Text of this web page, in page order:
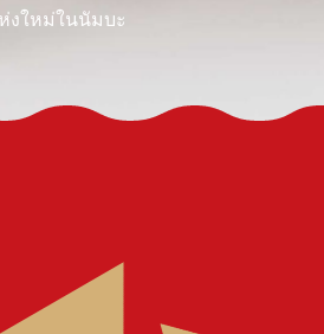
งใหม่ในนัมบะ